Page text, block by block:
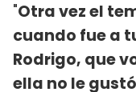
"Otra vez el
cuando fue a
Rodrigo, que
ella no le gustó